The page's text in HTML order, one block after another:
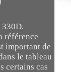
référence
important de
le tableau
certains cas